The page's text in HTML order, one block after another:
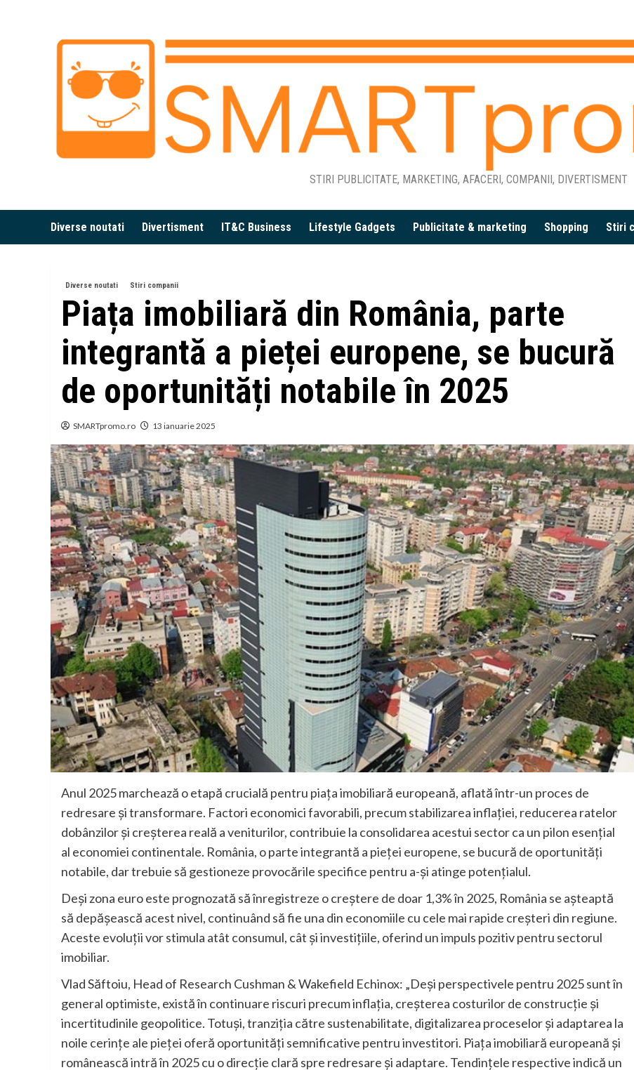
STIRI PUBLICITATE, MARKETING, AFACERI, COMPANII, DIVERTISMENT
Diverse noutati Divertisment IT&C Business Lifestyle Gadgets Publicitate & marketing Shopping Stiri
Diverse noutati Stiri companii
Piața imobiliară din România, parte
integrantă a pieței europene, se bucură
de oportunități notabile în 2025
SMARTpromo.ro 13 ianuarie 2025
Anul 2025 marchează o etapă crucială pentru piața imobiliară europeană, aflată într-un proces de
redresare și transformare. Factori economici favorabili, precum stabilizarea inflației, reducerea ratelor
dobânzilor și creșterea reală a veniturilor, contribuie la consolidarea acestui sector ca un pilon esențial
al economiei continentale. România, o parte integrantă a pieței europene, se bucură de oportunități
notabile, dar trebuie să gestioneze provocările specifice pentru a-și atinge potențialul.
Deși zona euro este prognozată să înregistreze o creștere de doar 1,3% în 2025, România se așteaptă
să depășească acest nivel, continuând să fie una din economiile cu cele mai rapide creșteri din regiune.
Aceste evoluții vor stimula atât consumul, cât și investițiile, oferind un impuls pozitiv pentru sectorul
imobiliar.
Vlad Săftoiu, Head of Research Cushman & Wakefield Echinox: „Deși perspectivele pentru 2025 sunt în
general optimiste, există în continuare riscuri precum inflația, creșterea costurilor de construcție și
incertitudinile geopolitice. Totuși, tranziția către sustenabilitate, digitalizarea proceselor și adaptarea la
noile cerințe ale pieței oferă oportunități semnificative pentru investitori. Piața imobiliară europeană și
românească intră în 2025 cu o direcție clară spre redresare și adaptare. Tendințele respective indică un